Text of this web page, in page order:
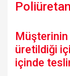
üretildiği
içinde